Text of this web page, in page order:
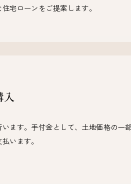
宅ローンをご提案します。
入
ます。手付金として、土地価格の⼀
います。